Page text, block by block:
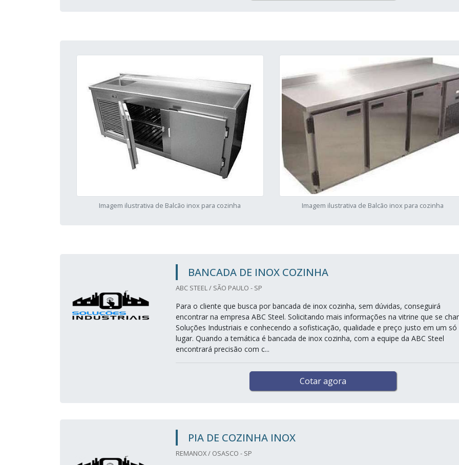
Imagem ilustrativa de Balcão inox para cozinha Imagem ilustrativa de Balcão inox para cozinha
BANCADA DE INOX COZINHA
ABC STEEL / SÃO PAULO - SP
Para o cliente que busca por bancada de inox cozinha, sem dúvidas, conseguirá
encontrar na empresa ABC Steel. Solicitando mais informações na vitrine que se
Soluções Industriais e conhecendo a sofisticação, qualidade e preço justo em um só
lugar. Quando a temática é bancada de inox cozinha, com a equipe da ABC Steel
encontrará precisão com c...
Cotar agora
PIA DE COZINHA INOX
REMANOX / OSASCO - SP